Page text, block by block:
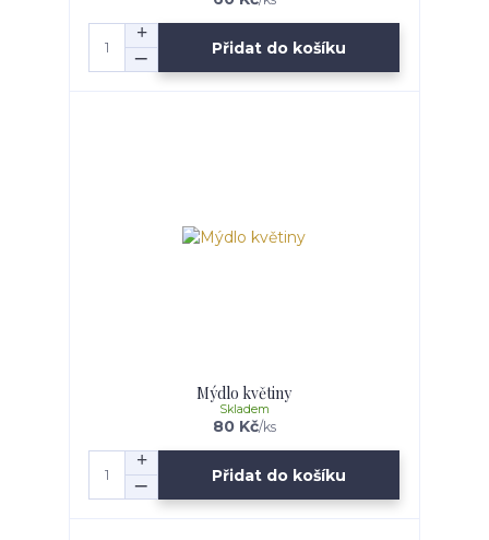
Přidat do košíku
Mýdlo květiny
80 Kč/ks
Skladem
Přidat do košíku